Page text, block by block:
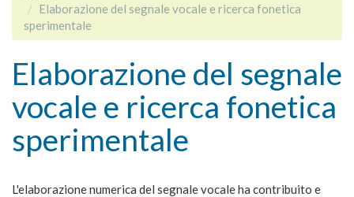
Elaborazione del segnale vocale e ricerca fonetica
sperimentale
Elaborazione del segnale
vocale e ricerca fonetica
sperimentale
L'elaborazione numerica del segnale vocale ha contribuito e